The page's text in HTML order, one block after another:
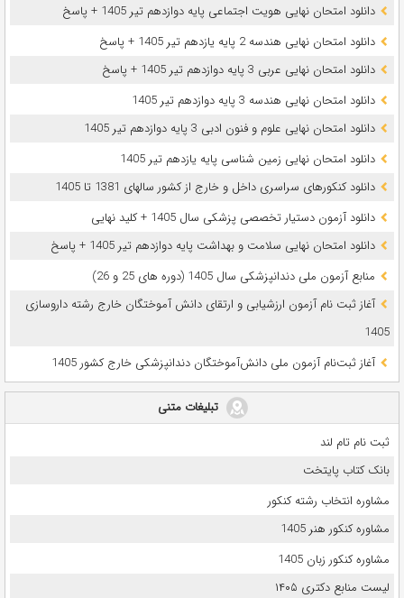
دانلود امتحان نهایی هویت اجتماعی پایه دوازدهم تیر 1405 + پاسخ
دانلود امتحان نهایی هندسه 2 پایه یازدهم تیر 1405 + پاسخ
دانلود امتحان نهایی عربی 3 پایه دوازدهم تیر 1405 + پاسخ
دانلود امتحان نهایی هندسه 3 پایه دوازدهم تیر 1405
دانلود امتحان نهایی علوم و فنون ادبی 3 پایه دوازدهم تیر 1405
دانلود امتحان نهایی زمین شناسی پایه یازدهم تیر 1405
دانلود کنکورهای سراسری داخل و خارج از کشور سالهای 1381 تا 1405
دانلود آزمون دستیار تخصصی پزشکی سال 1405 + کلید نهایی
دانلود امتحان نهایی سلامت و بهداشت پایه دوازدهم تیر 1405 + پاسخ
ﻣﻨﺎﺑﻊ آزﻣﻮن ﻣﻠﯽ دندانپزشکی سال 1405 (دوره های 25 و 26)
آغاز ثبت نام آزمون‌ ارزشیابی و ارتقای دانش آموختگان خارج رشته داروسازی
1405
آغاز ثبت‌نام آزمون ملی دانش‌آموختگان دندانپزشکی خارج کشور 1405
تبلیغات متنی
ثبت نام تام لند
بانک کتاب پایتخت
مشاوره انتخاب رشته کنکور
مشاوره کنکور هنر 1405
مشاوره کنکور زبان 1405
لیست منابع دکتری ۱۴۰۵